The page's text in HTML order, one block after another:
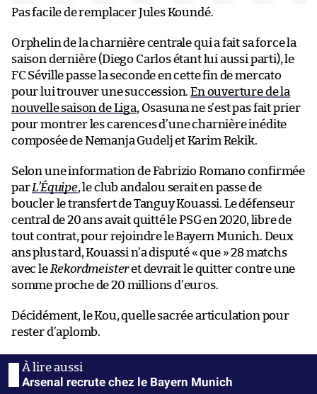
Pas facile de remplacer Jules Koundé.
Orphelin de la charnière centrale qui a fait sa force la
saison dernière (Diego Carlos étant lui aussi parti), le
FC Séville passe la seconde en cette fin de mercato
pour lui trouver une succession.En ouverture de la
nouvelle saison de Liga, Osasuna ne s’est pas fait prier
pour montrer les carences d’une charnière inédite
composée de Nemanja Gudelj et Karim Rekik.
Selon une information de Fabrizio Romano confirmée
parL’Équipe, le club andalou serait en passe de
boucler le transfert de Tanguy Kouassi. Le défenseur
central de 20 ans avait quitté le PSG en 2020, libre de
tout contrat, pour rejoindre le Bayern Munich. Deux
ans plus tard, Kouassi n’a disputé « que » 28 matchs
avec le Rekordmeisteret devrait le quitter contre une
somme proche de 20 millions d’euros.
Décidément, le Kou, quelle sacrée articulation pour
rester d’aplomb.
Arsenal recrute chez le Bayern Munich